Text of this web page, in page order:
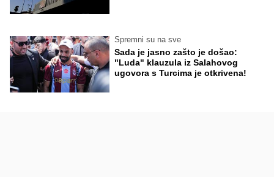
Spremni su na sve
Sada je jasno zašto je došao:
"Luda" klauzula iz Salahovog
ugovora s Turcima je otkrivena!